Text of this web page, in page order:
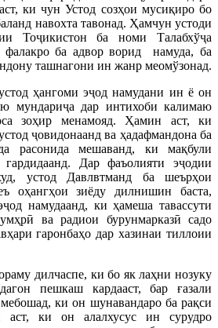
ки чун Устод созҳои мусиқиро бо
навохта тавонад. Ҳамчун устоди
Тоҷикистон ба номи Талабхўҷа
фалакро ба адвор ворид намуда, ба
ташнагони ин жанр меомўзонад.
ҳангоми эҷод намудани ин ё он
мундариҷа дар интихоби калимаю
зоҳир менамояд. Ҳамин аст, ки
ҷовидонаанд ва ҳадафмандона ба
расонида мешаванд, ки мақбули
Дар фаъолияти эҷодии
устод Давлвтманд ба шеърҳои
оҳангҳои зиёду дилнишин баста,
намудаанд, ки ҳамеша тавассути
ва радиои бурунмарказӣ садо
гаронбаҳо дар хазинаи тиллоии
дилчаспе, ки бо як лаҳни нозуку
пешкаш кардааст, бар ғазали
ки он шунавандаро ба рақси
аст, ки он алалхусус ин сурудро